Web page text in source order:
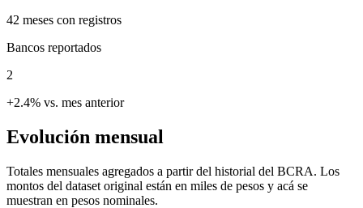
42 meses con registros
Bancos reportados
2
+2.4% vs. mes anterior
Evolución mensual
Totales mensuales agregados a partir del historial del BCRA. Los
montos del dataset original están en miles de pesos y acá se
muestran en pesos nominales.